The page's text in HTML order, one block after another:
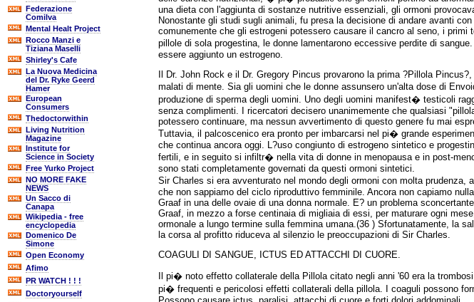
Federazione
Comilva
Mental Healt Project
Rocco Manzi e
Tiziana Maselli
Shirley's Cafe
La Nuova Medicina
del Dr. Ryke Geerd
Hamer
European
Consumers
Thedoctorwithin
Living Nutrition
Magazine
Institute for
Science in Society
Free Yurko Project
NO MORE FAKE
NEWS
Un Sacco di
Canapa
Wikipedia - free
encyclopedia
Domenico De
Simone
Open Economy
Afimo
PR WATCH ! ! !
Doctoryourself
una dieta con l'aggiunta di sostanze nutritive essenziali, gli ormoni
Nonostante gli studi sugli animali, fu presa la decisione di andare avanti
comunemente che gli estrogeni potessero causare il cancro al seno, i
pillole di sola progestina, le donne lamentarono eccessive perdite di
essere aggiunto un estrogeno.
Il Dr. John Rock e il Dr. Gregory Pincus provarono la prima ?Pillola
malati di mente. Sia gli uomini che le donne assunsero un'alta dose di
produzione di sperma degli uomini. Uno degli uomini manifest� testicoli
senza complimenti. I ricercatori decisero unanimemente che qualsiasi
potessero continuare, ma nessun avvertimento di questo genere fu mai
Tuttavia, il palcoscenico era pronto per imbarcarsi nel pi� grande
che continua ancora oggi. L?uso congiunto di estrogeno sintetico e
fertili, e in seguito si infiltr� nella vita di donne in menopausa e in post-
sono stati completamente governati da questi ormoni sintetici.
Sir Charles si era avventurato nel mondo degli ormoni con molta
che non sappiamo del ciclo riproduttivo femminile. Ancora non capiamo
Graaf in una delle ovaie di una donna normale. E? un problema
Graaf, in mezzo a forse centinaia di migliaia di essi, per maturare ogni
ormonale a lungo termine sulla femmina umana.(36 ) Sfortunatamente, la
la corsa al profitto riduceva al silenzio le preoccupazioni di Sir Charles.
COAGULI DI SANGUE, ICTUS ED ATTACCHI DI CUORE.
Il pi� noto effetto collaterale della Pillola citato negli anni '60 era la
pi� frequenti e pericolosi effetti collaterali della pillola. I coaguli possono